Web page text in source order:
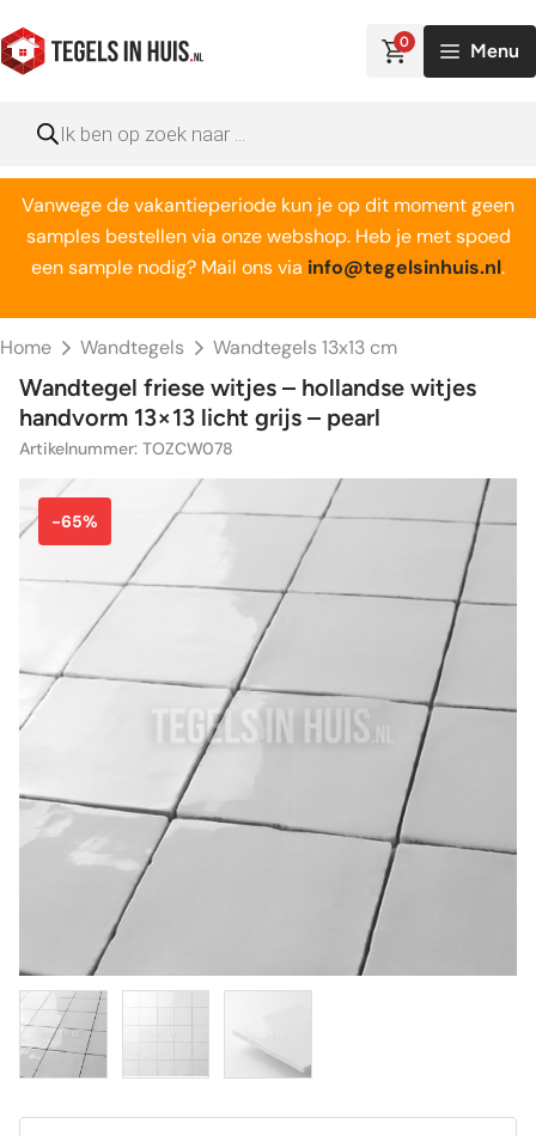
naar
de
0 Menu
zoeken
Vanwege de vakantieperiode kun je op dit moment geen
samples bestellen via onze webshop. Heb je met spoed
een sample nodig? Mail ons via info@tegelsinhuis.nl.
Home Wandtegels Wandtegels 13x13 cm
Wandtegel friese witjes – hollandse witjes
handvorm 13×13 licht grijs – pearl
Artikelnummer: TOZCW078
-65%